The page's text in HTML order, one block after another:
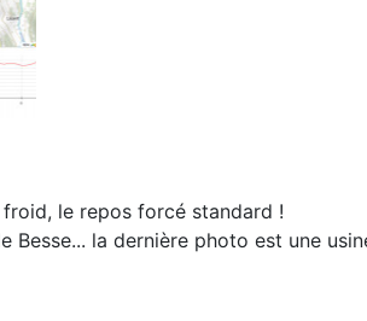
le repos forcé standard !
la dernière photo est une